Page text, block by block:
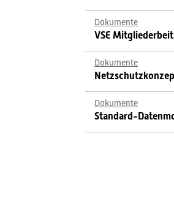
Dokumente
VSE
Dokumente
Dokumente
Standard-